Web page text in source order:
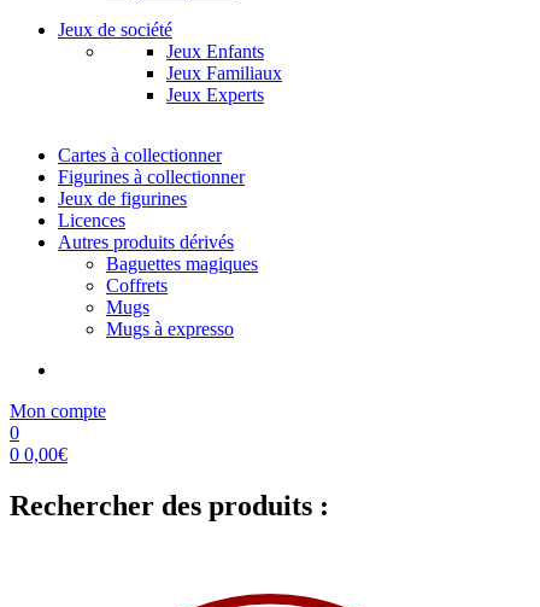
Jeux de société
Jeux Enfants
Jeux Familiaux
Jeux Experts
Cartes à collectionner
Figurines à collectionner
Jeux de figurines
Licences
Autres produits dérivés
Baguettes magiques
Coffrets
Mugs
Mugs à expresso
Mon compte
0
0 0,00€
Rechercher des produits :